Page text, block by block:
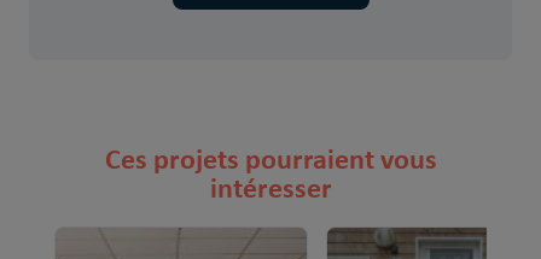
Ces projets pourraient vous
intéresser